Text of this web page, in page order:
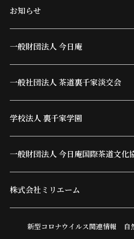
お知らせ
一般財団法人 今日庵
一般社団法人 茶道裏千家淡交会
学校法人 裏千家学園
一般財団法人 今日庵国際茶道文化
株式会社ミリエーム
新型コロナウイルス関連情報 自